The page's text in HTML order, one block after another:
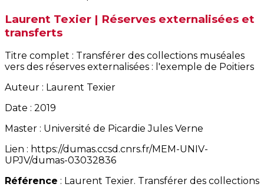
Laurent Texier | Réserves externalisées et
transferts
Titre complet : Transférer des collections muséales
vers des réserves externalisées : l'exemple de Poitiers
Auteur : Laurent Texier
Date : 2019
Master : Université de Picardie Jules Verne
Lien : https://dumas.ccsd.cnrs.fr/MEM-UNIV-
UPJV/dumas-03032836
Référence : Laurent Texier. Transférer des collections